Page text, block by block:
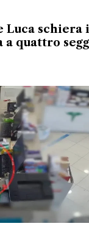
Luca schiera
a quattro